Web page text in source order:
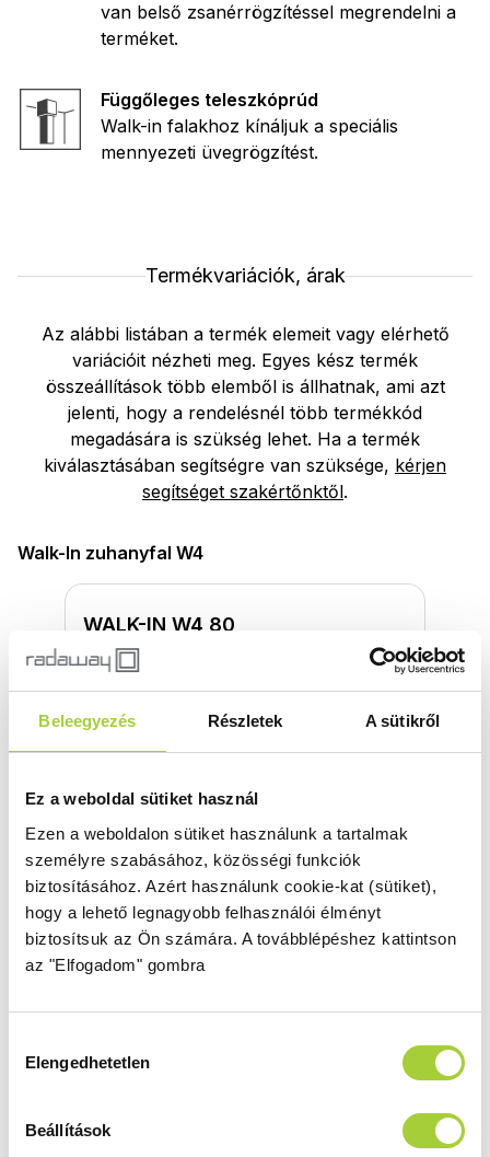
Beleegyezés Részletek A sütikről
Ez a weboldal sütiket használ
Ezen a weboldalon sütiket használunk a tartalmak
személyre szabásához, közösségi funkciók
biztosításához. Azért használunk cookie-kat (sütiket),
hogy a lehető legnagyobb felhasználói élményt
biztosítsuk az Ön számára. A továbblépéshez kattintson
az "Elfogadom" gombra
kiválasztása
Elengedhetetlen
Beállítások
van belső zsanérrögzítéssel megrendelni a
terméket.
Függőleges teleszkóprúd
Walk-in falakhoz kínáljuk a speciális
mennyezeti üvegrögzítést.
Termékvariációk, árak
Az alábbi listában a termék elemeit vagy elérhető
variációit nézheti meg. Egyes kész termék
összeállítások több elemből is állhatnak, ami azt
jelenti, hogy a rendelésnél több termékkód
megadására is szükség lehet. Ha a termék
kiválasztásában segítségre van szüksége, kérjen
segítséget szakértőnktől.
Walk-In zuhanyfal W4
WALK-IN W4 80
Magasság
2000 mm
800
Üvegszín
átlátszó
Profilszín
króm
383140-01-01
WALK-IN W4 90
Magasság
átlátszó
króm
383141-01-01